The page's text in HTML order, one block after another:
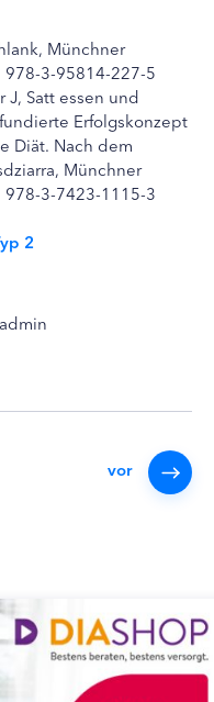
Münchner
978-3-95814-227-5
J, Satt essen und
Erfolgskonzept
Diät. Nach dem
Münchner
978-3-7423-1115-3
2
vor